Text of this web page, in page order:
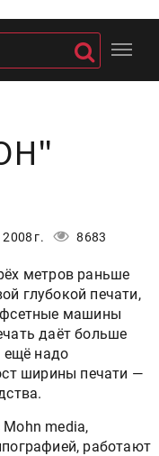
г. 8683
метров раньше
глубокой печати,
машины
даёт больше
ещё надо
ширины печати —
media,
работают